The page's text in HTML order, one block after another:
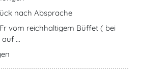
nach Absprache
vom reichhaltigem Büffet ( bei
...